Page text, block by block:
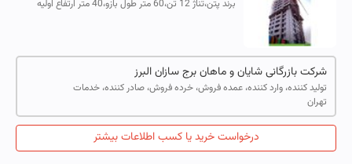
برند پتن،تناژ 12 تن،60 متر طول بازو،40 متر ارتفاع اولیه
شرکت بازرگانی شایان و ماهان برج سازان البرز
تولید کننده، وارد کننده، عمده فروش، خرده فروش، صادر کننده، خدمات
تهران
درخواست خرید یا کسب اطلاعات بیشتر